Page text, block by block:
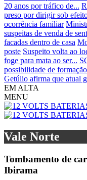
20 anos por tráfico de...
preso por dirigir sob
ocorrência familiar
suspeitas de venda de
facadas dentro de casa
poste Suspeito volta ao
foge para mata ao ser...
possibilidade de
Getúlio afirma que atual
EM ALTA
MENU
Vale Norte
Tombamento de
Ibirama